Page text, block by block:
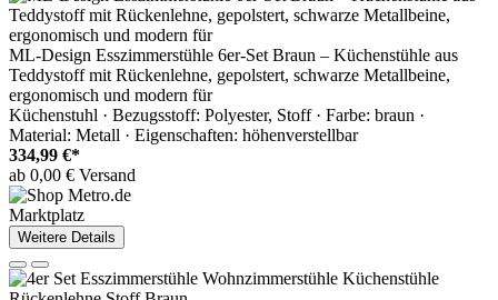
ML-Design Esszimmerstühle 6er-Set Braun – Küchenstühle aus
Teddystoff mit Rückenlehne, gepolstert, schwarze Metallbeine,
ergonomisch und modern für
Küchenstuhl · Bezugsstoff: Polyester, Stoff · Farbe: braun ·
Material: Metall · Eigenschaften: höhenverstellbar
334,99 €*
ab 0,00 € Versand
Marktplatz
Weitere Details